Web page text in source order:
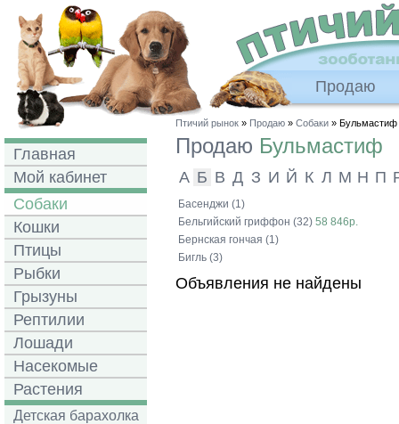
Продаю
Главная
Мой кабинет
Собаки
Кошки
Птицы
Рыбки
Грызуны
Рептилии
Лошади
Насекомые
Растения
Детская барахолка
Птичий рынок » Продаю » Собаки » Бульмастиф
Продаю Бульмастиф
А Б В Д З И Й К Л М Н П
Басенджи (1)
Бельгийский гриффон (32) 58 846р.
Бернская гончая (1)
Бигль (3)
Объявления не найдены